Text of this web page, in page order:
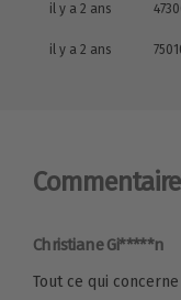
il y a 2 ans
il y a 2 ans
Christiane Gi*****n
Tout ce qui